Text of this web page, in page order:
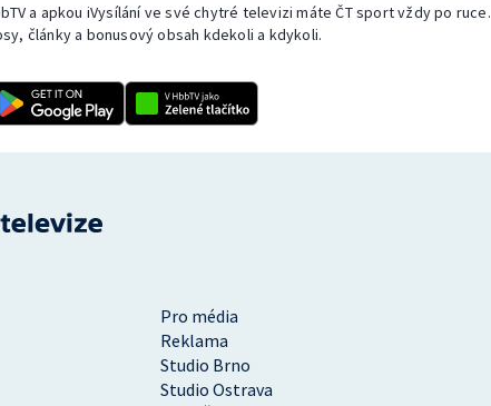
a apkou iVysílání ve své chytré televizi máte ČT sport vždy po ruce.
články a bonusový obsah kdekoli a kdykoli.
Pro média
Reklama
Studio Brno
Studio Ostrava